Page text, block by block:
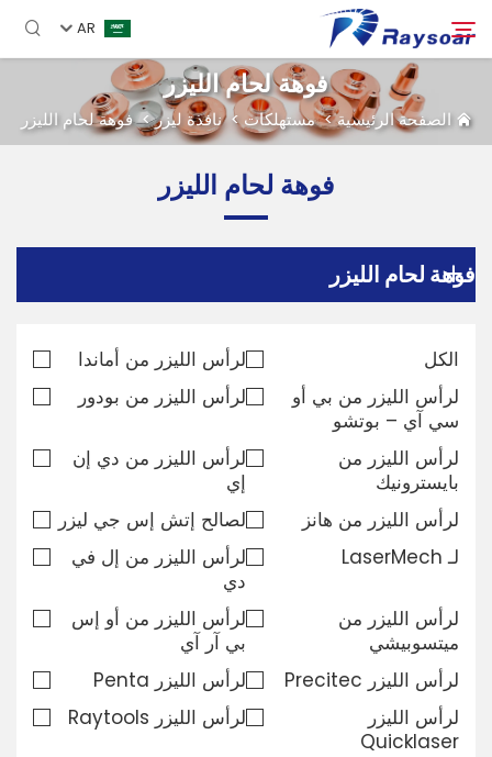
AR
الصفحة الرئيسية
الأجزاء الوظيفية
دراسة حالة
الشركة
تحميل
اتصل بنا
بحث
فوهة لحام الليزر
الصفحة الرئيسية>مستهلكات>نافذة ليزر>فوهة لحام الليزر
فوهة لحام الليزر
فوهة لحام الليزر
الكل
لرأس الليزر من أماندا
لرأس الليزر من بي أو
سي آي – بوتشو
لرأس الليزر من بودور
لرأس الليزر من
بايسترونيك
لرأس الليزر من دي إن
إي
لرأس الليزر من هانز
لصالح إتش إس جي ليزر
لـ LaserMech
لرأس الليزر من إل في
دي
لرأس الليزر من
ميتسوبيشي
لرأس الليزر من أو إس
بي آر آي
لرأس الليزر Precitec
لرأس الليزر Penta
لرأس الليزر
Quicklaser
لرأس الليزر Raytools